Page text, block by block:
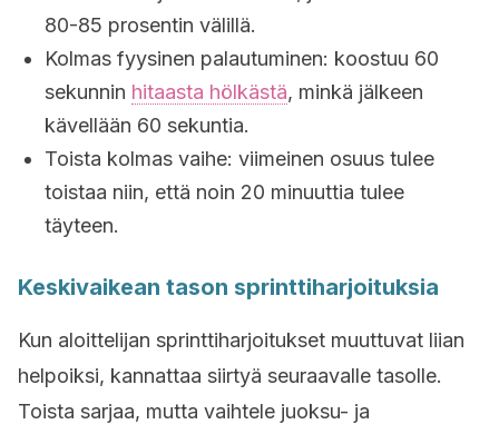
80-85 prosentin välillä.
Kolmas fyysinen palautuminen: koostuu 60
sekunnin hitaasta hölkästä, minkä jälkeen
kävellään 60 sekuntia.
Toista kolmas vaihe: viimeinen osuus tulee
toistaa niin, että noin 20 minuuttia tulee
täyteen.
Keskivaikean tason sprinttiharjoituksia
Kun aloittelijan sprinttiharjoitukset muuttuvat liian
helpoiksi, kannattaa siirtyä seuraavalle tasolle.
Toista sarjaa, mutta vaihtele juoksu- ja